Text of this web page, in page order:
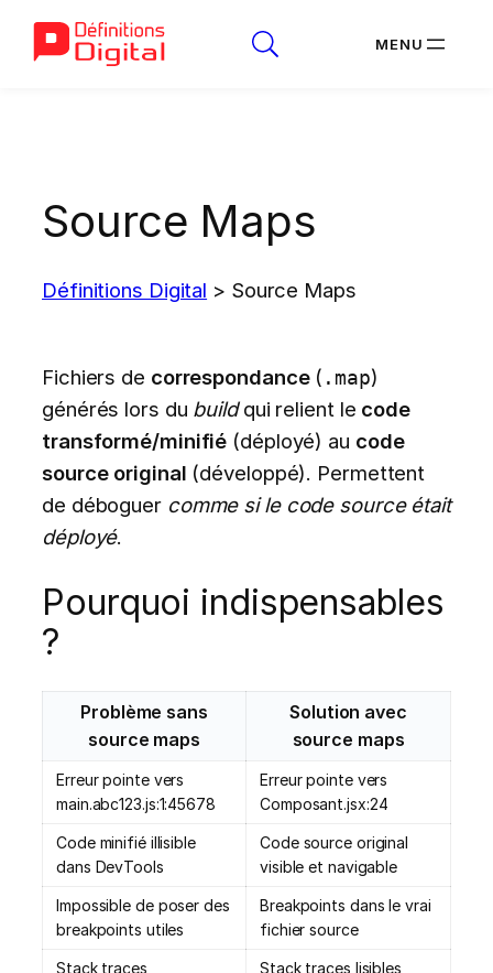
Source Maps
Définitions Digital > Source Maps
Fichiers de correspondance( .map)
générés lors du buildqui relient le code
transformé/minifié (déployé) au code
source original (développé). Permettent
de déboguer comme si le code source était
déployé.
Pourquoi indispensables
?
Problème sans
source maps
Solution avec
source maps
Erreur pointe vers
main.abc123.js:1:45678
Erreur pointe vers
Composant.jsx:24
Code minifié illisible
dans DevTools
Code source original
visible et navigable
Impossible de poser des
breakpoints utiles
Breakpoints dans le vrai
fichier source
Stack traces
Stack traces lisibles